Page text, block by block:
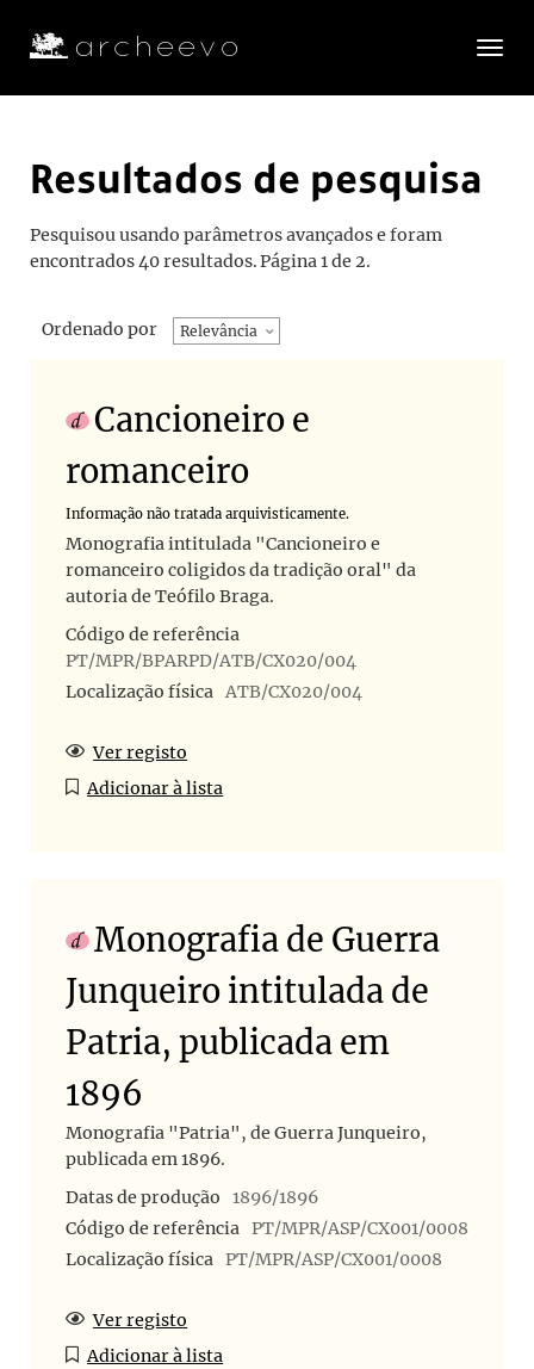
Toggle
Resultados de pesquisa
Pesquisou usando parâmetros avançados e foram
encontrados 40 resultados.Página 1 de 2.
Ordenado por Relevância
Cancioneiro e
romanceiro
Informação não tratada arquivisticamente.
Monografia intitulada "Cancioneiro e
romanceiro coligidos da tradição oral" da
autoria de Teófilo Braga.
Código de referência
PT/MPR/BPARPD/ATB/CX020/004
Localização física ATB/CX020/004
Ver registo
Adicionar à lista
Monografia de Guerra
Junqueiro intitulada de
Patria, publicada em
1896
Monografia "Patria", de Guerra Junqueiro,
publicada em 1896.
Datas de produção
1896/1896
Código de referência PT/MPR/ASP/CX001/0008
Localização física PT/MPR/ASP/CX001/0008
Ver registo
Adicionar à lista